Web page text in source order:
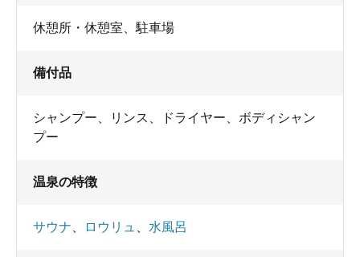
休憩所・休憩室 駐車場
備付品
シャンプー リンス ドライヤー
ボディシャン
プー
温泉の特徴
サウナ ロウリュ 水風呂